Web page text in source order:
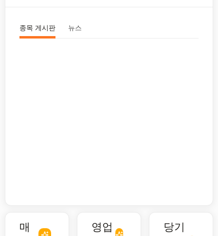
종목 게시판 뉴스
매
영업
당기